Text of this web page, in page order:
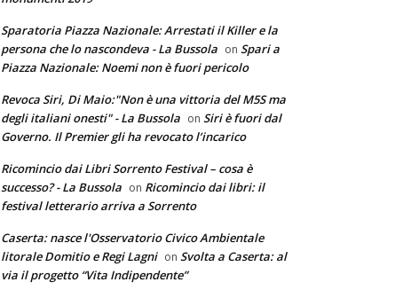
Sparatoria Piazza Nazionale: Arrestati il Killer e la
persona che lo nascondeva - La Bussola on Spari a
Piazza Nazionale: Noemi non è fuori pericolo
Revoca Siri, Di Maio:"Non è una vittoria del M5S ma
degli italiani onesti" - La Bussola on Siri è fuori dal
Governo. Il Premier gli ha revocato l’incarico
Ricomincio dai Libri Sorrento Festival – cosa è
successo? - La Bussola on Ricomincio dai libri: il
festival letterario arriva a Sorrento
Caserta: nasce l'Osservatorio Civico Ambientale
litorale Domitio e Regi Lagni on Svolta a Caserta: al
via il progetto “Vita Indipendente”